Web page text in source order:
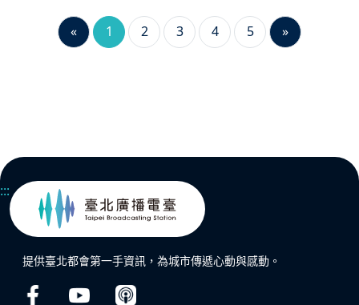
« 1 2 3 4 5 »
:::
提供臺北都會第一手資訊，為城市傳遞心動與感動。